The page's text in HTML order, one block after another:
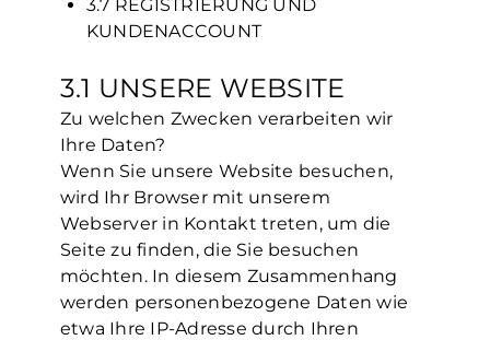
3.7 REGISTRIERUNG UND
KUNDENACCOUNT
3.1 UNSERE WEBSITE
Zu welchen Zwecken verarbeiten wir
Ihre Daten?
Wenn Sie unsere Website besuchen,
wird Ihr Browser mit unserem
Webserver in Kontakt treten, um die
Seite zu finden, die Sie besuchen
möchten. In diesem Zusammenhang
werden personenbezogene Daten wie
etwa Ihre IP-Adresse durch Ihren